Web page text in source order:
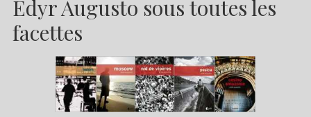
Edyr Augusto sous toutes les
facettes